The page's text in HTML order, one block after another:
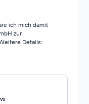
ich mich damit
zur
Details: